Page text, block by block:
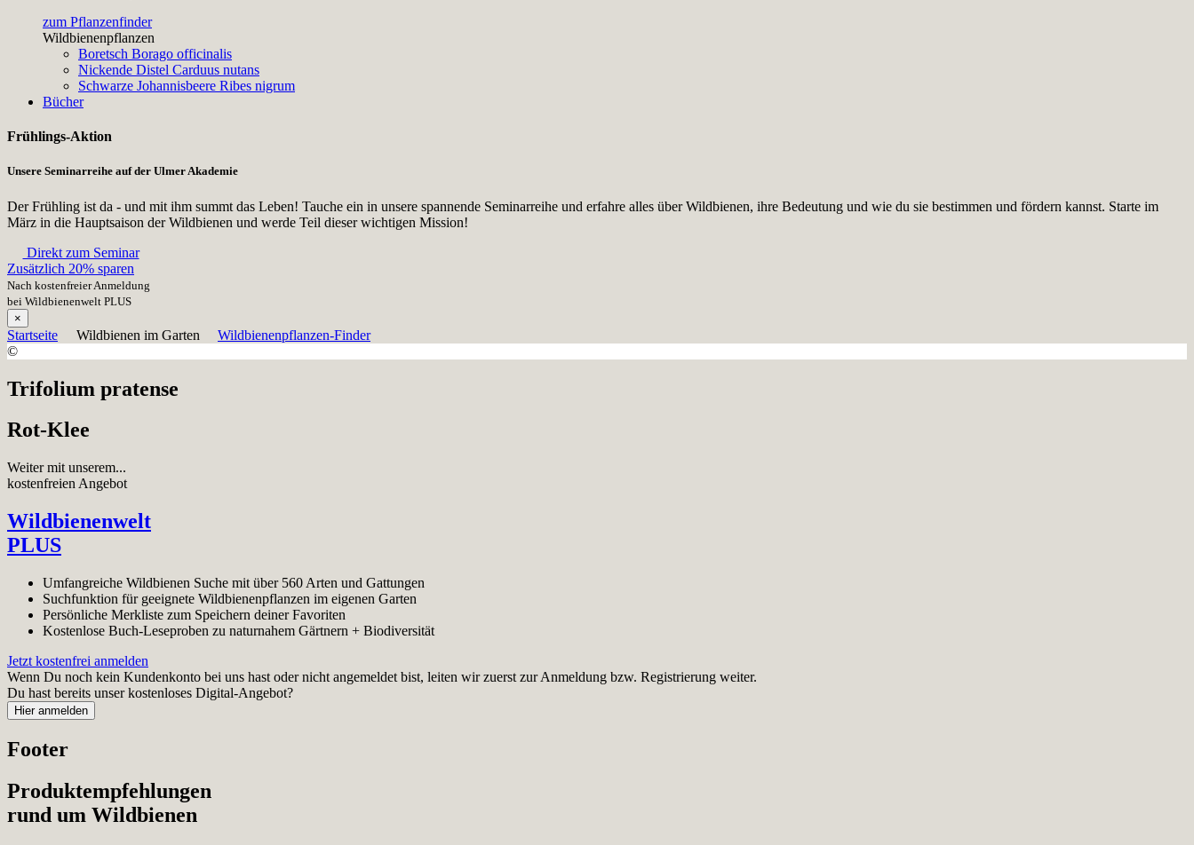
zum Pflanzenfinder
Wildbienenpflanzen
Boretsch Borago officinalis
Nickende Distel Carduus nutans
Schwarze Johannisbeere Ribes nigrum
Bücher
Frühlings-Aktion
Unsere Seminarreihe auf der Ulmer Akademie
Der Frühling ist da - und mit ihm summt das Leben! Tauche ein in unsere spannende Seminarreihe und erfahre alles über Wildbienen, ihre Bedeutung und wie du sie bestimmen und fördern kannst. Starte im
März in die Hauptsaison der Wildbienen und werde Teil dieser wichtigen Mission!
Direkt zum Seminar
Zusätzlich 20% sparen
Nach kostenfreier Anmeldung
bei Wildbienenwelt PLUS
×
Startseite Wildbienen im Garten
Wildbienenpflanzen-Finder
©
Trifolium pratense
Rot-Klee
Weiter mit unserem...
kostenfreien Angebot
Wildbienenwelt
PLUS
Umfangreiche Wildbienen Suche mit über 560 Arten und Gattungen
Suchfunktion für geeignete Wildbienenpflanzen im eigenen Garten
Persönliche Merkliste zum Speichern deiner Favoriten
Kostenlose Buch-Leseproben zu naturnahem Gärtnern + Biodiversität
Jetzt kostenfrei anmelden
Wenn Du noch kein Kundenkonto bei uns hast oder nicht angemeldet bist, leiten wir zuerst zur Anmeldung bzw. Registrierung weiter.
Du hast bereits unser kostenloses Digital-Angebot?
Footer
Produktempfehlungen
rund um Wildbienen